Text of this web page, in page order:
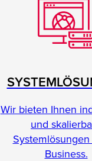
Wir bieten Ihnen
und
Business.